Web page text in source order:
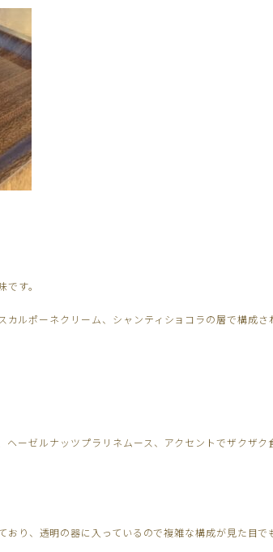
す。
カルポーネクリーム、シャンティショコラの層で構成
ヘーゼルナッツプラリネムース、アクセントでザクザ
り、透明の器に入っているので複雑な構成が見た目で